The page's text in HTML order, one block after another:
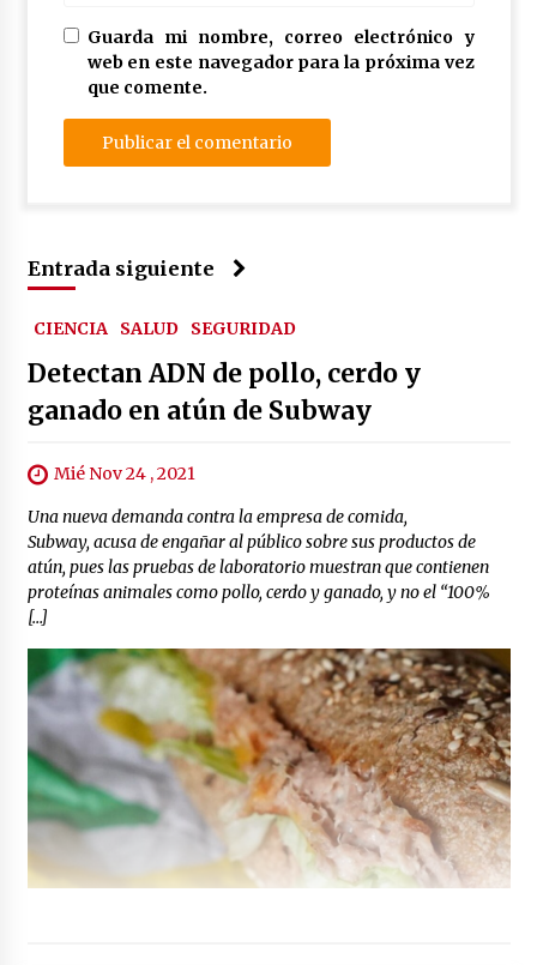
Guarda mi nombre, correo electrónico y
web en este navegador para la próxima vez
que comente.
Entrada siguiente
CIENCIA SALUD SEGURIDAD
Detectan ADN de pollo, cerdo y
ganado en atún de Subway
Mié Nov 24 , 2021
Una nueva demanda contra la empresa de comida,
Subway, acusa de engañar al público sobre sus productos de
atún, pues las pruebas de laboratorio muestran que contienen
proteínas animales como pollo, cerdo y ganado, y no el “100%
[…]